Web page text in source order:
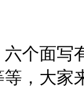
个面写
，大